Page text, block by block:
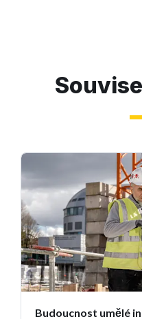
Budoucnost umělé